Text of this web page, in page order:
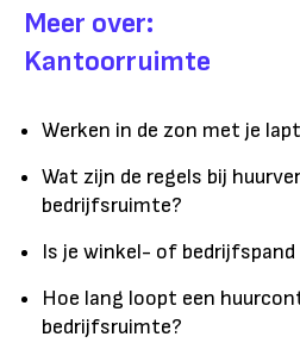
Meer over:
Kantoorruimte
Werken in de zon met je
Wat zijn de regels bij
bedrijfsruimte?
Is je winkel- of bedrijfspand
Hoe lang loopt een
bedrijfsruimte?